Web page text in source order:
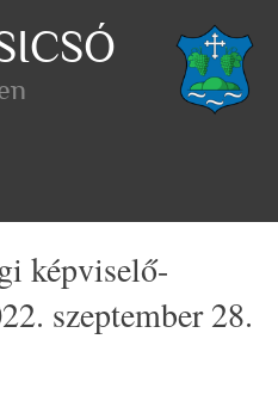
képviselő-
szeptember 28.